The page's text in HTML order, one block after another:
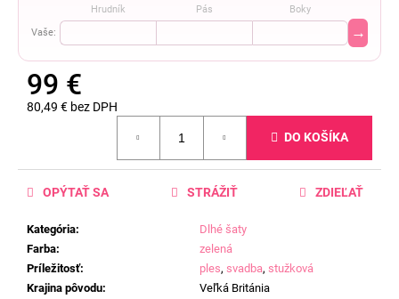
Hrudník
Pás Boky
Vaše: →
99 €
80,49 € bez DPH
DO KOŠÍKA
Kategória:
Dlhé šaty
Farba:
zelená
Príležitosť: ples, svadba, stužková
Krajina pôvodu:
Veľká Británia
OPÝTAŤ SA STRÁŽIŤ ZDIEĽAŤ